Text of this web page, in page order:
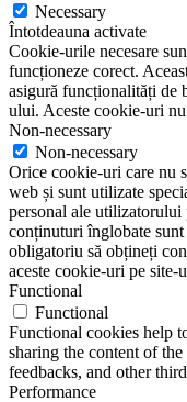
Necessary
Întotdeauna activate
Cookie-urile necesare
funcționeze corect.
asigură funcționalități de
ului. Aceste cookie-uri
Non-necessary
Non-necessary
Orice cookie-uri care nu
web și sunt utilizate
personal ale
conținuturi înglobate
obligatoriu să obțineți
aceste cookie-uri pe site-
Functional
Functional
Functional cookies help
sharing the content of
feedbacks, and other
Performance